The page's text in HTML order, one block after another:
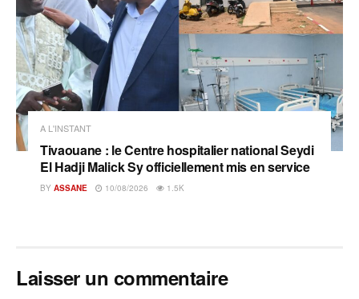
A L'INSTANT
Tivaouane : le Centre hospitalier national Seydi
El Hadji Malick Sy officiellement mis en service
BY ASSANE 10/08/2026 1.5K
Laisser un commentaire